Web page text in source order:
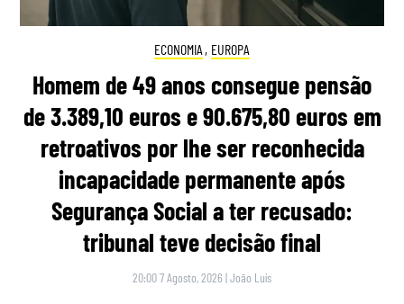
ECONOMIA , EUROPA
Homem de 49 anos consegue pensão
de 3.389,10 euros e 90.675,80 euros em
retroativos por lhe ser reconhecida
incapacidade permanente após
Segurança Social a ter recusado:
tribunal teve decisão final
20:00 7 Agosto, 2026 |João Luís